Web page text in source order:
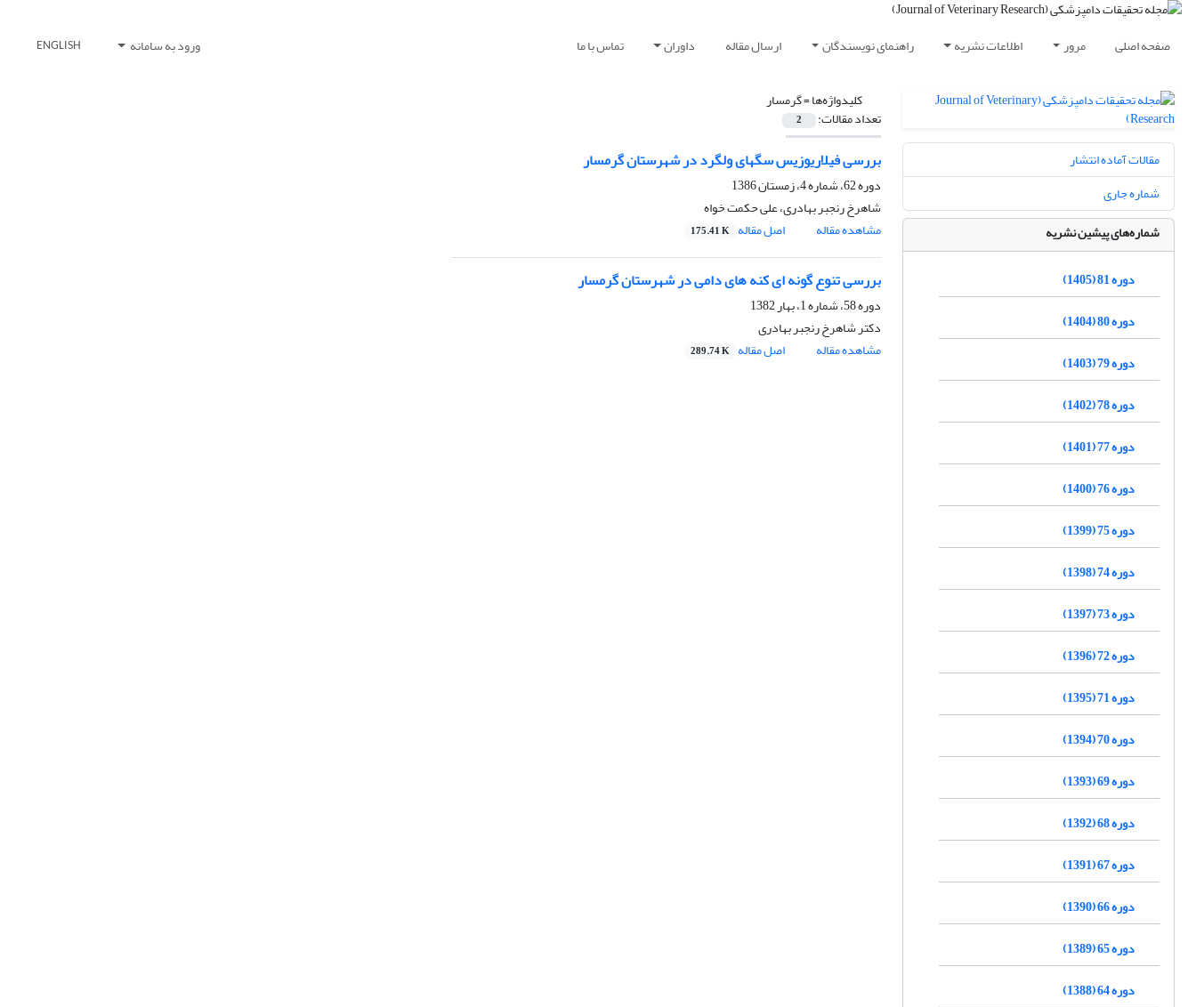
صفحه اصلی مرور اطلاعات نشریه راهنمای نویسندگان ارسال مقاله داوران تماس با ما ورود به سامانه ENGLISH
کلیدواژه‌ها =گرمسار
تعداد مقالات: 2
بررسی فیلاریوزیس سگهای ولگرد در شهرستان گرمسار
دوره 62، شماره 4، زمستان 1386
شاهرخ رنجبر بهادری، علی حکمت خواه
مشاهده مقاله
اصل مقاله 175.41 K
بررسی تنوع گونه ای کنه های دامی در شهرستان گرمسار
دوره 58، شماره 1، بهار 1382
دکتر شاهرخ رنجبر بهادری
مشاهده مقاله
اصل مقاله 289.74 K
مقالات آماده انتشار
شماره جاری
شماره‌های پیشین نشریه
دوره 81 (1405)
دوره 80 (1404)
دوره 79 (1403)
دوره 78 (1402)
دوره 77 (1401)
دوره 76 (1400)
دوره 75 (1399)
دوره 74 (1398)
دوره 73 (1397)
دوره 72 (1396)
دوره 71 (1395)
دوره 70 (1394)
دوره 69 (1393)
دوره 68 (1392)
دوره 67 (1391)
دوره 66 (1390)
دوره 65 (1389)
دوره 64 (1388)